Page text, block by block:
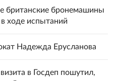
британские бронемашины
ходе испытаний
Надежда Ерусланова
в Госдеп пошутил,